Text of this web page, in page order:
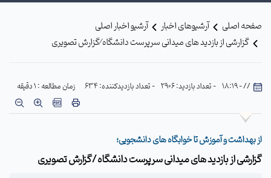
صفحه اصلی آرشیوهای اخبار
آرشیو اخبار اصلی
گزارشی از بازدید های میدانی سرپرست دانشگاه ⁄گزارش تصویری
// - 18:19 - تعداد بازدید: 2906 - تعداد بازدیدکننده: 634 زمان مطالعه : 1 دقیقه
از بهداشت و آموزش تا خوابگاه های دانشجویی؛
گزارشی از بازدید های میدانی سرپرست دانشگاه /گزارش تصویری